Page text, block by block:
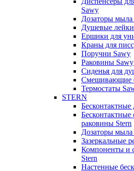
Sawy
Дозаторы мыла
Душевые
Ершики для
Краны для
Поручни Sawy
Раковины Sawy
Сиденья для
Смешивающие
Термостаты
STERN
Бесконтактные
раковины Stern
Дозаторы мыла
Зазеркальные
Компоненты и
Stern
Настенные